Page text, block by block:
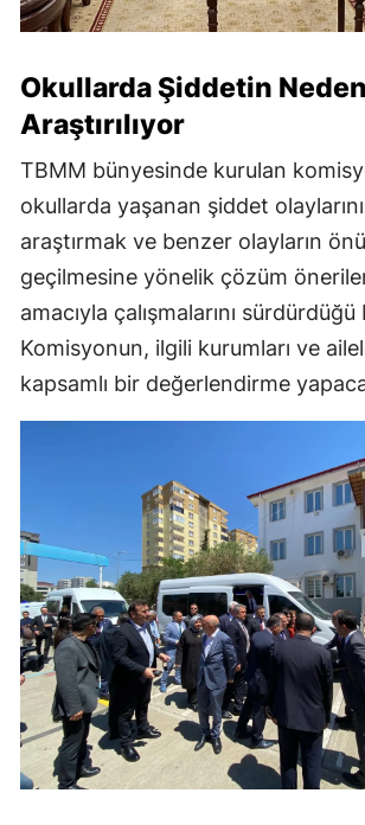
Okullarda Şiddetin
Araştırılıyor
TBMM bünyesinde kurulan
okullarda yaşanan şiddet
araştırmak ve benzer olayların
geçilmesine yönelik çözüm
amacıyla çalışmalarını
Komisyonun, ilgili kurumları ve
kapsamlı bir değerlendirme